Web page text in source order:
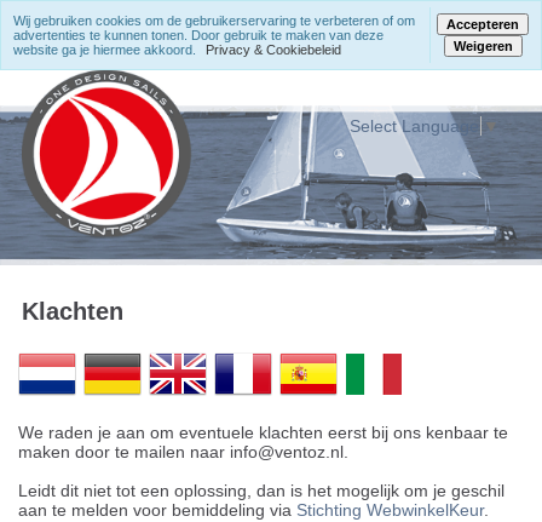
Select Language ▼
Klachten
We raden je aan om eventuele klachten eerst bij ons kenbaar te
maken door te mailen naar info@ventoz.nl.
Leidt dit niet tot een oplossing, dan is het mogelijk om je geschil
aan te melden voor bemiddeling via Stichting WebwinkelKeur.
Wij gebruiken cookies om de gebruikerservaring te verbeteren of om
advertenties te kunnen tonen. Door gebruik te maken van deze
website ga je hiermee akkoord.
Privacy & Cookiebeleid
Accepteren
Weigeren